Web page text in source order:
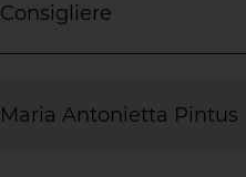
Consigliere
Maria Antonietta Pintus